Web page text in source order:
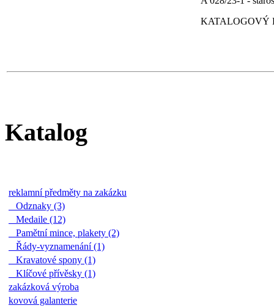
KATALOGOVÝ
Katalog
reklamní předměty na zakázku
Odznaky (3)
Medaile (12)
Pamětní mince, plakety (2)
Řády-vyznamenání (1)
Kravatové spony (1)
Klíčové přívěsky (1)
zakázková výroba
kovová galanterie